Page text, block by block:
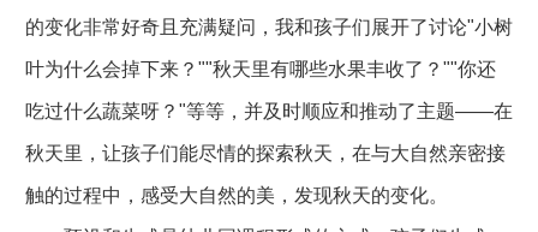
的变化非常好奇且充满疑问，我和孩子们展开了讨论"小树
叶为什么会掉下来？""秋天里有哪些水果丰收了？""你还
吃过什么蔬菜呀？"等等，并及时顺应和推动了主题――在
秋天里，让孩子们能尽情的探索秋天，在与大自然亲密接
触的过程中，感受大自然的美，发现秋天的变化。